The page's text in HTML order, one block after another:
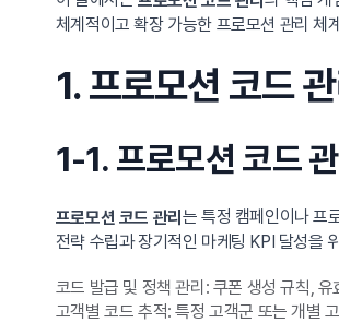
체계적이고 확장 가능한 프로모션 관리 체
1. 프로모션 코드
1-1. 프로모션 코드
프로모션 코드 관리 는 특정 캠페인이나 프
전략 수립과 장기적인 마케팅 KPI 달성을
코드 발급 및 정책 관리: 쿠폰 생성 규칙,
고객별 코드 추적: 특정 고객군 또는 개별